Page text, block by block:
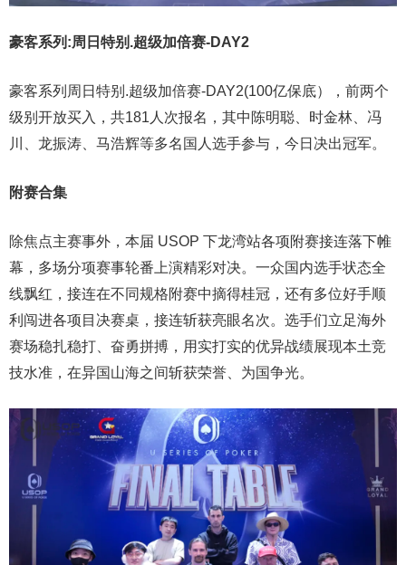
豪客系列:周日特别.超级加倍赛-DAY2
豪客系列周日特别.超级加倍赛-DAY2(100亿保底），前两个
级别开放买入，共181人次报名，其中陈明聪、时金林、冯
川、龙振涛、马浩辉等多名国人选手参与，今日决出冠军。
附赛合集
除焦点主赛事外，本届 USOP 下龙湾站各项附赛接连落下帷
幕，多场分项赛事轮番上演精彩对决。一众国内选手状态全
线飘红，接连在不同规格附赛中摘得桂冠，还有多位好手顺
利闯进各项目决赛桌，接连斩获亮眼名次。选手们立足海外
赛场稳扎稳打、奋勇拼搏，用实打实的优异战绩展现本土竞
技水准，在异国山海之间斩获荣誉、为国争光。